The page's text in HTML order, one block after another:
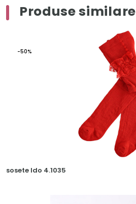
Produse similare
-50%
sosete Ido 4.1035